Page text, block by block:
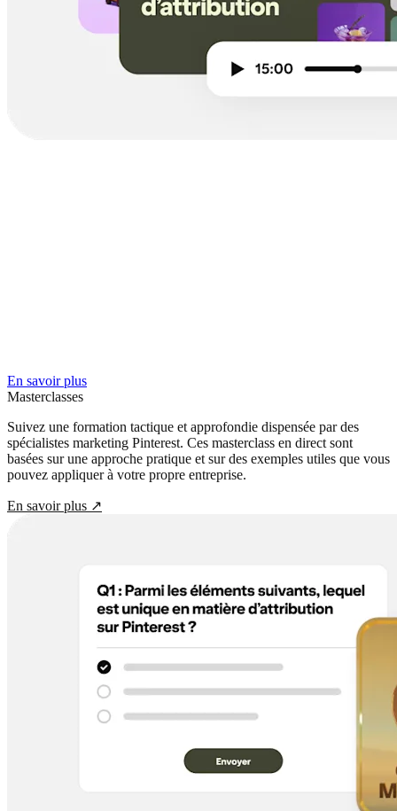
En savoir plus
Masterclasses
Suivez une formation tactique et approfondie dispensée par des
spécialistes marketing Pinterest. Ces masterclass en direct sont
basées sur une approche pratique et sur des exemples utiles que vous
pouvez appliquer à votre propre entreprise.
En savoir plus ↗